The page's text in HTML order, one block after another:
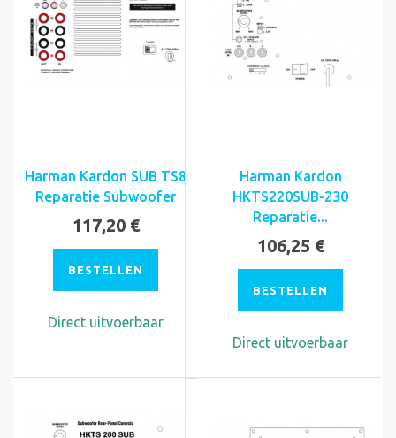
Harman Kardon SUB TS8
Reparatie Subwoofer
117,20 €
BESTELLEN
Direct uitvoerbaar
Harman Kardon
HKTS220SUB-230
Reparatie...
106,25 €
BESTELLEN
Direct uitvoerbaar